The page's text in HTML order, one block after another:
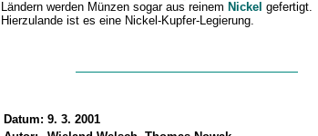
Ländern werden Münzen sogar aus reinem Nickel gefertigt.
Hierzulande ist es eine Nickel-Kupfer-Legierung.
Datum: 9. 3. 2001